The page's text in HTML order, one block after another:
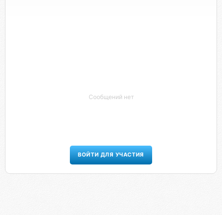
Сообщений нет
ВОЙТИ ДЛЯ УЧАСТИЯ